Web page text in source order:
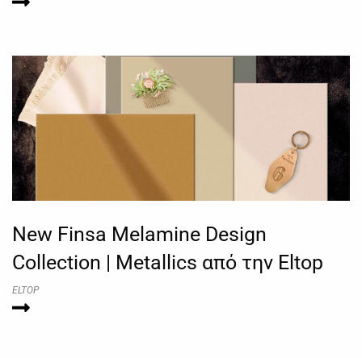
New Finsa Melamine Design
Collection | Metallics από την Eltop
ELTOP